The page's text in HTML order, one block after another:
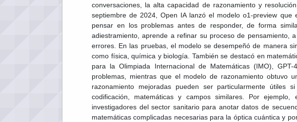
conversaciones, la alta capacidad de razonamiento y
septiembre de 2024, Open IA lanzó el modelo o1-preview
pensar en los problemas antes de responder, de forma
adiestramiento, aprende a refinar su proceso de pensamiento,
errores. En las pruebas, el modelo se desempeñó de manera
como física, química y biología. También se destacó en
para la Olimpiada Internacional de Matemáticas (IMO),
problemas, mientras que el modelo de razonamiento obtuvo
razonamiento mejoradas pueden ser particularmente útiles
codificación, matemáticas y campos similares. Por
investigadores del sector sanitario para anotar datos de
matemáticas complicadas necesarias para la óptica cuántica y